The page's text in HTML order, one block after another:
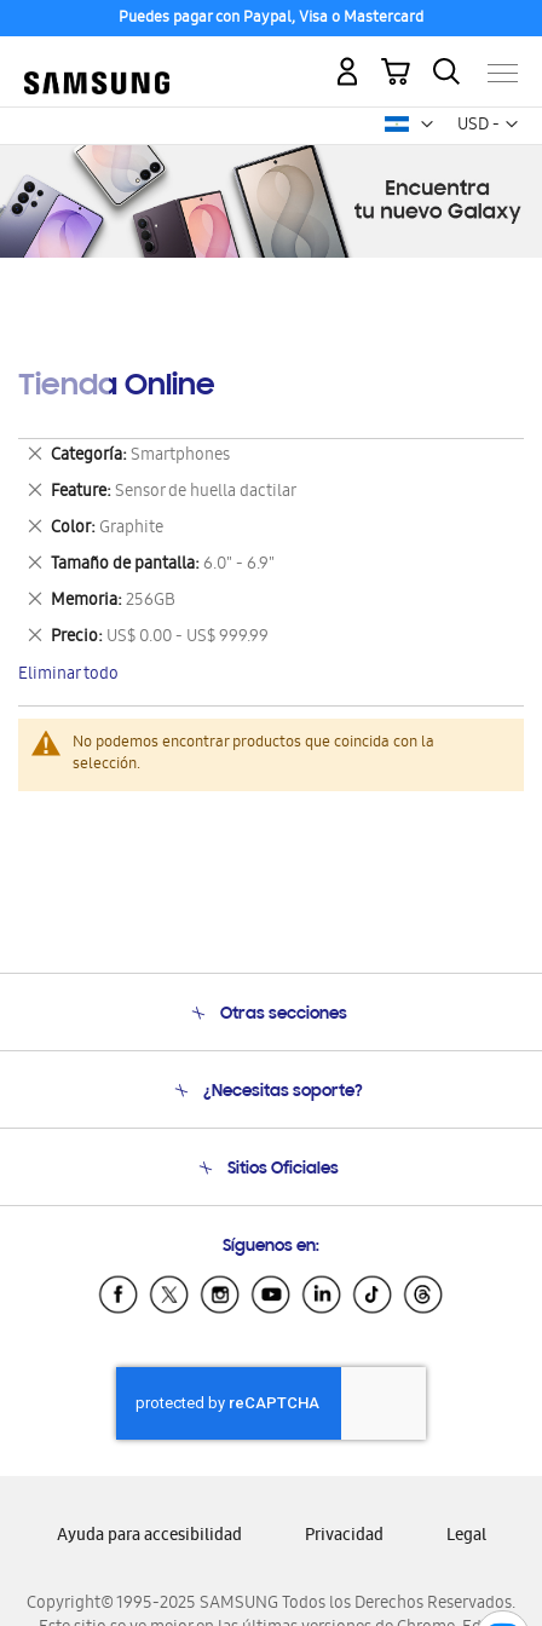
Puedes pagar con Paypal, Visa o Mastercard
USD -
dólar
Mi carrito
Tienda Online
No podemos encontrar productos que coincida con la
selección.
Categoría Smartphones
Eliminar
este
artículo
Feature Sensor de huella dactilar
Eliminar
este
artículo
Color Graphite
Eliminar
este
artículo
Tamaño de pantalla 6.0" - 6.9"
Eliminar
este
artículo
Memoria 256GB
Eliminar
este
artículo
Precio US$ 0.00 - US$ 999.99
Eliminar
este
artículo
Eliminar todo
Otras secciones
Soporte
¿Necesitas soporte?
Soporte vía eMail
Sitios Oficiales
Samsung Ecuador
Samsung El Salvador
Samsung Honduras
Samsung Nicaragua
Samsung Panamá
Samsung Venezuela
Síguenos en:
Copyright© 1995-2025 SAMSUNG Todos los Derechos Reservados.
Ayuda para accesibilidad Privacidad Legal